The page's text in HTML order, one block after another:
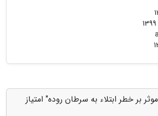
بر خطر ابتلاء به سرطان روده" امتیاز